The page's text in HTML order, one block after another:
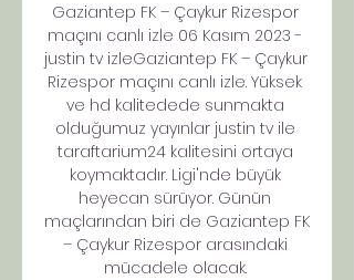
Gaziantep FK – Çaykur Rizespor
maçını canlı izle 06 Kasım 2023 -
justin tv izleGaziantep FK – Çaykur
Rizespor maçını canlı izle. Yüksek
ve hd kalitedede sunmakta
olduğumuz yayınlar justin tv ile
taraftarium24 kalitesini ortaya
koymaktadır. Ligi'nde büyük
heyecan sürüyor. Günün
maçlarından biri de Gaziantep FK
– Çaykur Rizespor arasındaki
mücadele olacak.